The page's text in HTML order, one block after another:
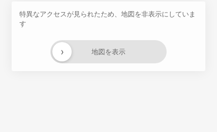
特異なアクセスが見られたため、地図を非表示にしていま
す
地図を表示
›